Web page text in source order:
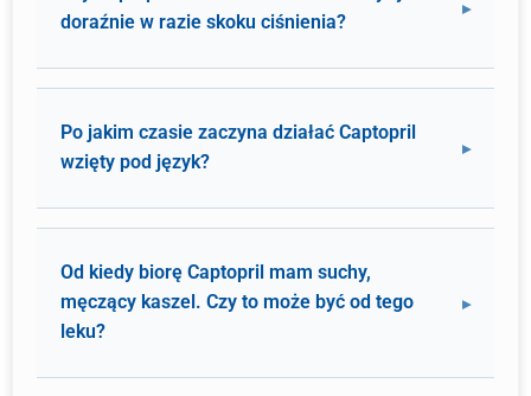
doraźnie w razie skoku ciśnienia?
Po jakim czasie zaczyna działać Captopril
wzięty pod język?
Od kiedy biorę Captopril mam suchy,
męczący kaszel. Czy to może być od tego
leku?